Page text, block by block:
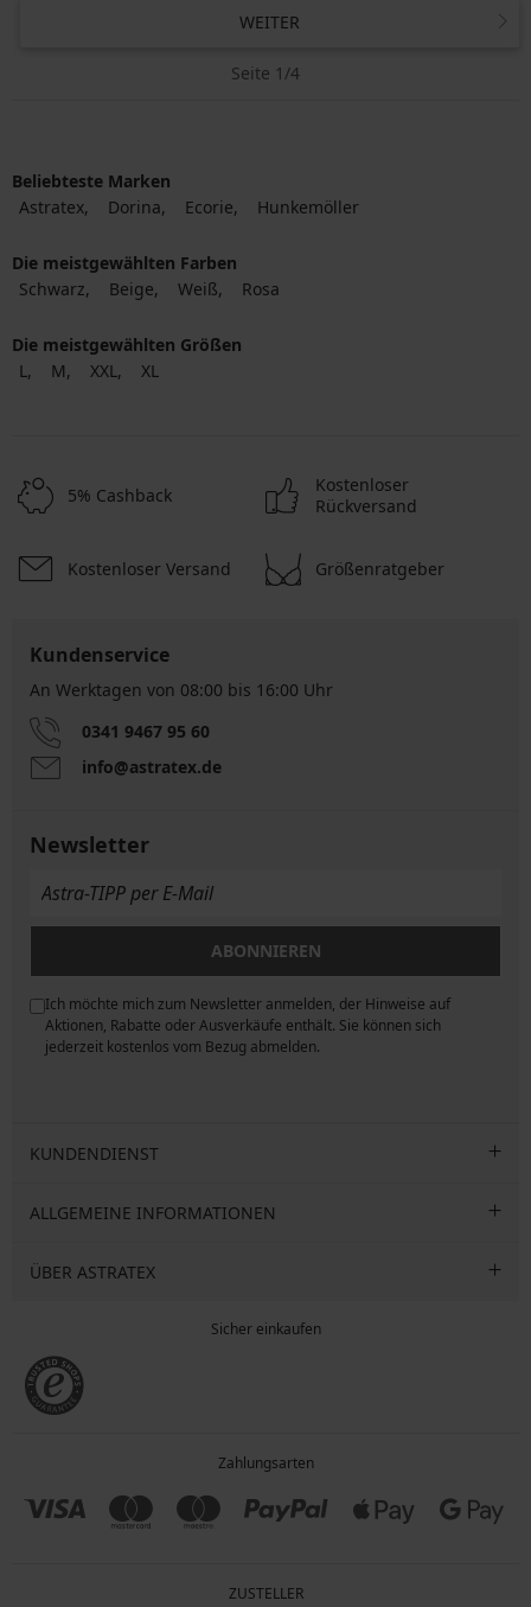
WEITER
Seite 1/4
Beliebteste Marken
Astratex
Dorina Ecorie Hunkemöller
Die meistgewählten Farben
Schwarz
Beige Weiß Rosa
Die meistgewählten Größen
L
M XXL XL
5% Cashback
Kostenloser
Rückversand
Kostenloser Versand Größenratgeber
Kundenservice
An Werktagen von 08:00 bis 16:00 Uhr
0341 9467 95 60
info@astratex.de
Newsletter
ABONNIEREN
Ich möchte mich zum Newsletter anmelden, der Hinweise auf
Aktionen, Rabatte oder Ausverkäufe enthält. Sie können sich
jederzeit kostenlos vom Bezug abmelden.
KUNDENDIENST
ALLGEMEINE INFORMATIONEN
ÜBER ASTRATEX
Sicher einkaufen
Zahlungsarten
ZUSTELLER